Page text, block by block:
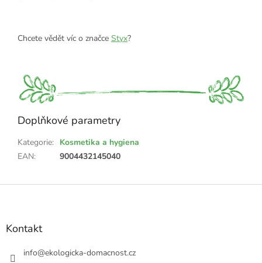
Chcete vědět víc o značce Styx?
Doplňkové parametry
Kategorie: Kosmetika a hygiena
EAN: 9004432145040
Z
Kontakt
info@ekologicka-domacnost.cz